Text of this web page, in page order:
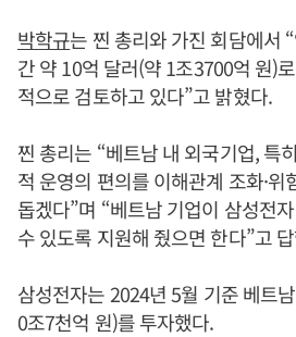
박학규는 찐 총리와 가진 회담에서
간 약 10억 달러(약 1조3700억 원)
적으로 검토하고 있다”고 밝혔다.
찐 총리는 “베트남 내 외국기업, 특
적 운영의 편의를 이해관계 조화·
돕겠다”며 “베트남 기업이 삼성전
수 있도록 지원해 줬으면 한다”고
삼성전자는 2024년 5월 기준 베트
0조7천억 원)를 투자했다.